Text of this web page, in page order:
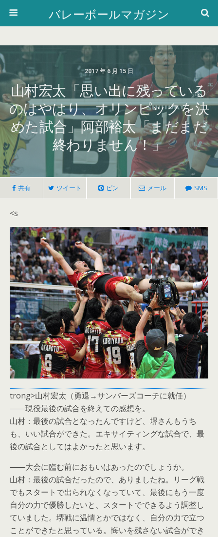
バレーボールマガジン
2017 年 6 月 15 日
山村宏太「思い出に残っている
のはやはり、オリンピックを決
めた試合」阿部裕太「まだまだ
終わりません！」
共有 ツイート ピン メール SMS
<s
trong>山村宏太（勇退→サンバーズコーチに就任）
――現役最後の試合を終えての感想を。
山村：最後の試合となったんですけど、堺さんもうち
も、いい試合ができた。エキサイティングな試合で、最
後の試合としてはよかったと思います。
――大会に臨む前におもいはあったのでしょうか。
山村：最後の試合だったので、ありましたね。リーグ戦
でもスタートで出られなくなっていて、最後にもう一度
自分の力で優勝したいと、スタートでできるよう調整し
ていました。堺戦に温情とかではなく、自分の力で立つ
ことができたと思っている。悔いを残さない試合ができ